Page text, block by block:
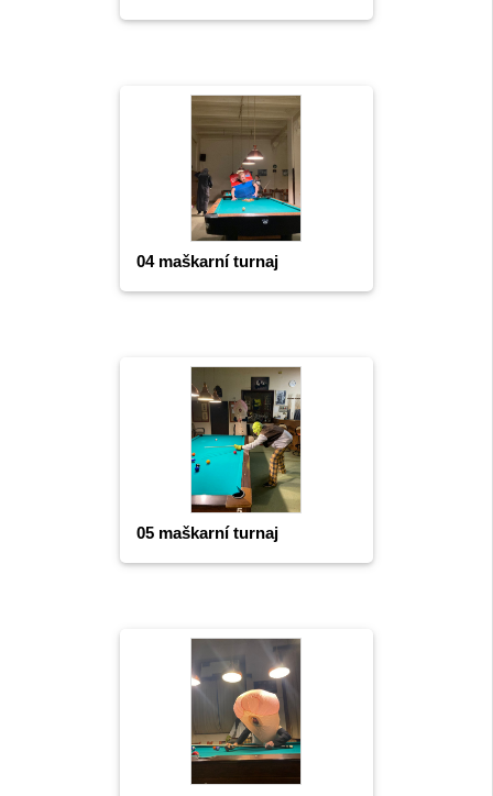
04 maškarní turnaj
05 maškarní turnaj